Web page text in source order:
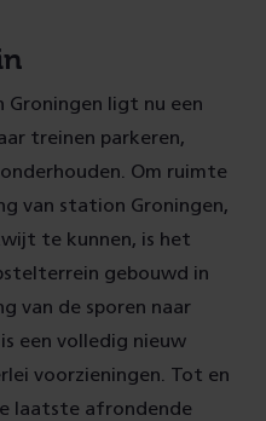
Groningen ligt nu een
treinen parkeren,
Om ruimte
van station Groningen,
te kunnen, is het
gebouwd in
van de sporen naar
een volledig nieuw
voorzieningen. Tot en
laatste afrondende